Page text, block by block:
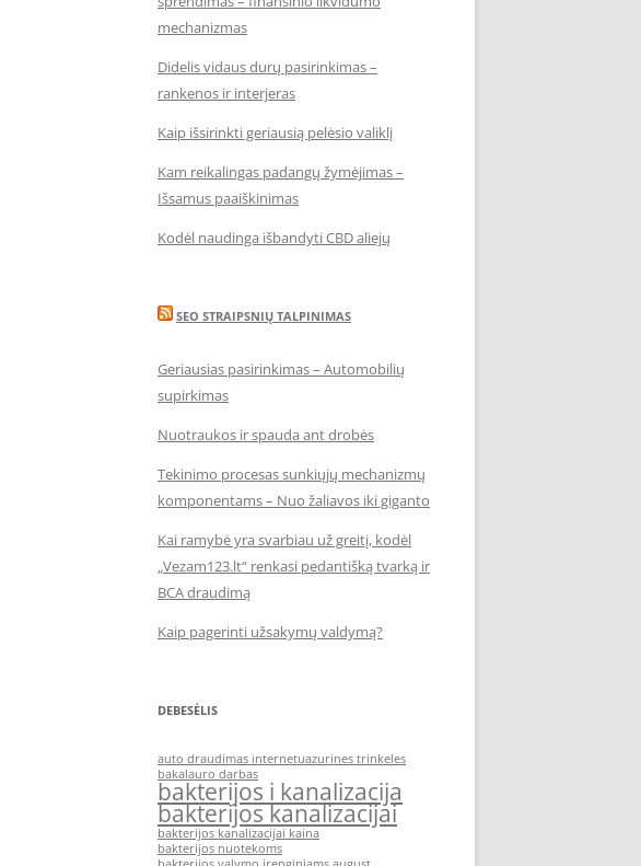
mechanizmas
Didelis vidaus durų pasirinkimas –
rankenos ir interjeras
Kaip išsirinkti geriausią pelėsio valiklį
Kam reikalingas padangų žymėjimas –
Išsamus paaiškinimas
Kodėl naudinga išbandyti CBD aliejų
SEO STRAIPSNIŲ TALPINIMAS
Geriausias pasirinkimas – Automobilių
supirkimas
Nuotraukos ir spauda ant drobės
Tekinimo procesas sunkiųjų mechanizmų
komponentams – Nuo žaliavos iki giganto
Kai ramybė yra svarbiau už greitį, kodėl
„Vezam123.lt“ renkasi pedantišką tvarką ir
BCA draudimą
Kaip pagerinti užsakymų valdymą?
DEBESĖLIS
auto draudimas internetuazurines trinkeles
bakalauro darbas
bakterijos i kanalizacija
bakterijos kanalizacijai
bakterijos kanalizacijai kaina
bakterijos nuotekoms